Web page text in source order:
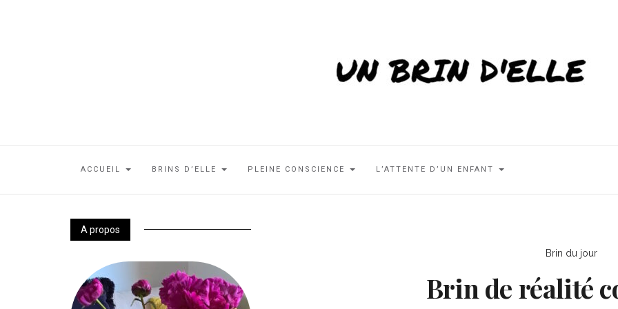
ACCUEIL BRINS D’ELLE PLEINE CONSCIENCE L’ATTENTE D’UN ENFANT
Brin du jour
Brin de réalité
A propos